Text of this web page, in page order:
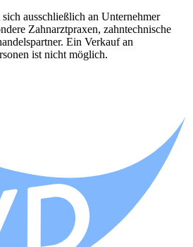
ausschließlich an Unternehmer
Zahnarztpraxen, zahntechnische
Ein Verkauf an
ist nicht möglich.